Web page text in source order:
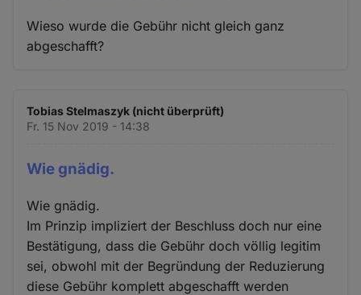
Wieso wurde die Gebühr nicht gleich ganz
abgeschafft?
Tobias Stelmaszyk (nicht überprüft)
Fr. 15 Nov 2019 - 14:38
Wie gnädig.
Wie gnädig.
Im Prinzip impliziert der Beschluss doch nur eine
Bestätigung, dass die Gebühr doch völlig legitim
sei, obwohl mit der Begründung der Reduzierung
diese Gebühr komplett abgeschafft werden